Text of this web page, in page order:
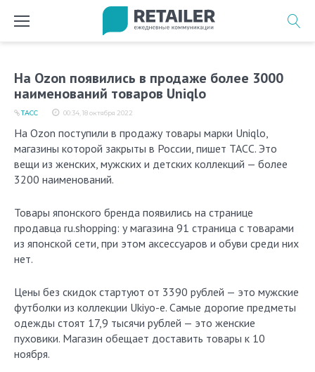
На Ozon появились в продаже более 3000
наименований товаров Uniqlo
00:34, 18 октября 2022
ТАСС
На Ozon поступили в продажу товары марки Uniqlo,
магазины которой закрыты в России, пишет ТАСС. Это
вещи из женских, мужских и детских коллекций — более
3200 наименований.
Товары японского бренда появились на странице
продавца ru.shopping: у магазина 91 страница с товарами
из японской сети, при этом аксессуаров и обуви среди них
нет.
Цены без скидок стартуют от 3390 рублей — это мужские
футболки из коллекции Ukiyo-e. Самые дорогие предметы
одежды стоят 17,9 тысячи рублей — это женские
пуховики. Магазин обещает доставить товары к 10
ноября.